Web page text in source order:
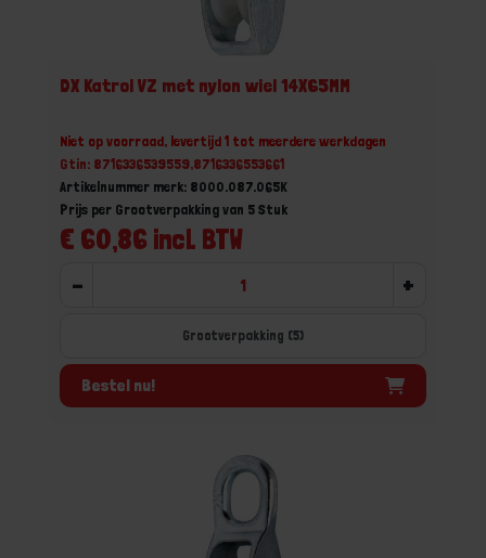
DX Katrol VZ met nylon wiel 14X65MM
Niet op voorraad, levertijd 1 tot meerdere werkdagen
Gtin: 8716336539559,8716336553661
Artikelnummer merk: 8000.087.065K
€ 60,86 incl. BTW
Prijs per Grootverpakking van 5 Stuk
- +
Grootverpakking (5)
Bestel nu!